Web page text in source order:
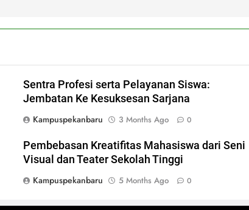
Sentra Profesi serta Pelayanan Siswa:
Jembatan Ke Kesuksesan Sarjana
Kampuspekanbaru
3 Months Ago 0
Pembebasan Kreatifitas Mahasiswa dari Seni
Visual dan Teater Sekolah Tinggi
Kampuspekanbaru
5 Months Ago 0